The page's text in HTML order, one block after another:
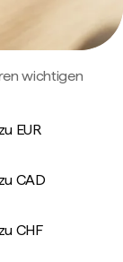
wichtigen
EUR
CAD
CHF